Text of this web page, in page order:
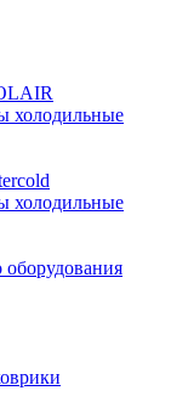
холодильные
холодильные